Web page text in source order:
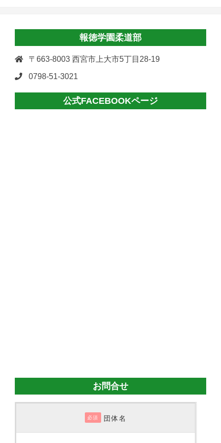
報徳学園柔道部
〒663-8003 西宮市上大市5丁目28-19
0798-51-3021
公式FACEBOOKページ
お問合せ
必須 団体名